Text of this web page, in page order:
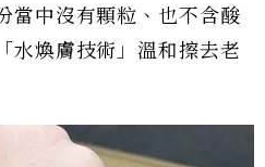
當中沒有顆粒、也不含酸
水煥膚技術」溫和擦去老